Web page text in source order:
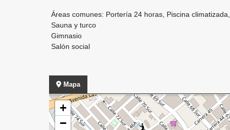
Áreas comunes: Portería 24 horas, Piscina
Sauna y turco
Gimnasio
Salón social
Mapa
+
−